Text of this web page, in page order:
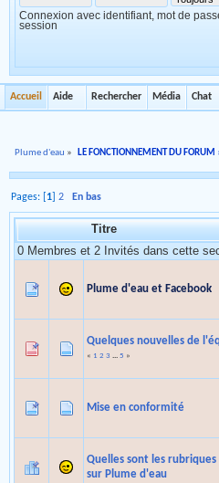
Connexion avec identifiant, mot de
session
Accueil Aide Rechercher Média Chat
Plume d'eau » LE FONCTIONNEMENT DU FORUM
Pages: [ 1 ]2 En bas
Titre
0 Membres et 2 Invités dans cette
Plume d'eau et Facebook
Quelques nouvelles de
« 1 2 3 ... 5 »
Mise en conformité
Quelles sont les
sur Plume d'eau